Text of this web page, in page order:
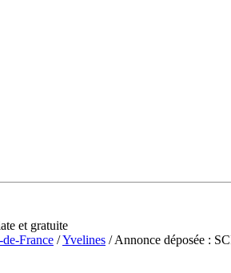
et gratuite
France /Yvelines / Annonce déposée :